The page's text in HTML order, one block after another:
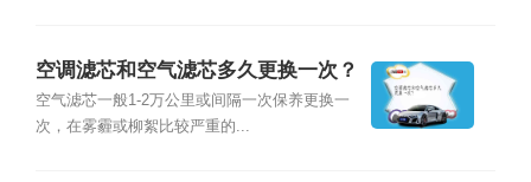
空调滤芯和空气滤芯多久更换一次？
空气滤芯一般1-2万公里或间隔一次保养更换一
次，在雾霾或柳絮比较严重的...